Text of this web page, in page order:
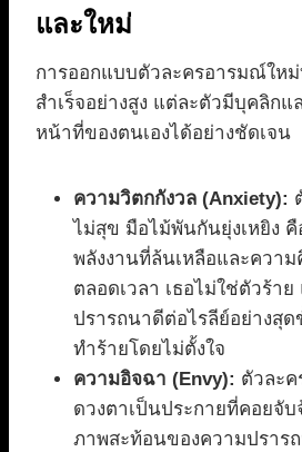
และใหม่
การออกแบบตัวละครอารมณ์ให
สำเร็จอย่างสูง แต่ละตัวมีบุคลิก
หน้าที่ของตนเองได้อย่างชัดเจน
ความวิตกกังวล (Anxiety):
ไม่สุข มือไม้พันกันยุ่งเหยิง
พลังงานที่ล้นเหลือและควา
ตลอดเวลา เธอไม่ใช่ตัวร้า
ปรารถนาดีต่อไรลีย์อย่างสุ
ทำร้ายโดยไม่ตั้งใจ
ความอิจฉา (Envy): ตัวละค
ดวงตาเป็นประกายที่คอยจั
ภาพสะท้อนของความปราร